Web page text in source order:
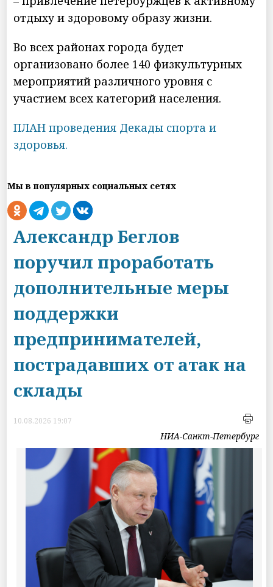
отдыху и здоровому образу жизни.
Во всех районах города будет
организовано более 140 физкультурных
мероприятий различного уровня с
участием всех категорий населения.
ПЛАН проведения Декады спорта и
здоровья.
Мы в популярных социальных сетях
Александр Беглов
поручил проработать
дополнительные меры
поддержки
предпринимателей,
пострадавших от атак на
склады
10.08.2026 19:07
НИА-Санкт-Петербург